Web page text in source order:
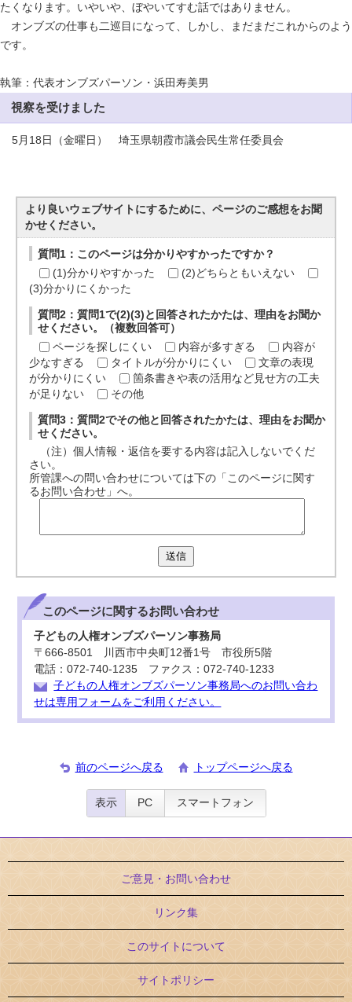
たくなります。いやいや、ぼやいてすむ話ではありません。
オンブズの仕事も二巡目になって、しかし、まだまだこれからのよう
です。
執筆：代表オンブズパーソン・浜田寿美男
視察を受けました
5月18日（金曜日） 埼玉県朝霞市議会民生常任委員会
より良いウェブサイトにするために、ページのご感想をお聞
かせください。
質問1：このページは分かりやすかったですか？
(1)分かりやすかった
(2)どちらともいえない
(3)分かりにくかった
質問2：質問1で(2)(3)と回答されたかたは、理由をお聞か
せください。（複数回答可）
ページを探しにくい
内容が多すぎる
内容が
少なすぎる
タイトルが分かりにくい
文章の表現
が分かりにくい
箇条書きや表の活用など見せ方の工夫
が足りない
その他
質問3：質問2でその他と回答されたかたは、理由をお聞か
せください。
（注）個人情報・返信を要する内容は記入しないでくだ
さい。
所管課への問い合わせについては下の「このページに関す
るお問い合わせ」へ。
送信
このページに関するお問い合わせ
子どもの人権オンブズパーソン事務局
〒666-8501 川西市中央町12番1号 市役所5階
電話：072-740-1235 ファクス：072-740-1233
子どもの人権オンブズパーソン事務局へのお問い合わ
せは専用フォームをご利用ください。
前のページへ戻る トップページへ戻る
表示 PC スマートフォン
ご意見・お問い合わせ
リンク集
このサイトについて
サイトポリシー